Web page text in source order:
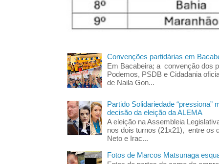
Convenções partidárias em
Em Bacabeira; a convenção dos
Podemos, PSDB e Cidadania
de Naila Gon...
Partido Solidariedade “pressiona”
decisão da eleição da ALEMA
A eleição na Assembleia
nos dois turnos (21x21), entre os
Neto e Irac...
Fotos de Marcos Matsunaga